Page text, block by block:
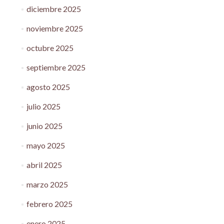
diciembre 2025
noviembre 2025
octubre 2025
septiembre 2025
agosto 2025
julio 2025
junio 2025
mayo 2025
abril 2025
marzo 2025
febrero 2025